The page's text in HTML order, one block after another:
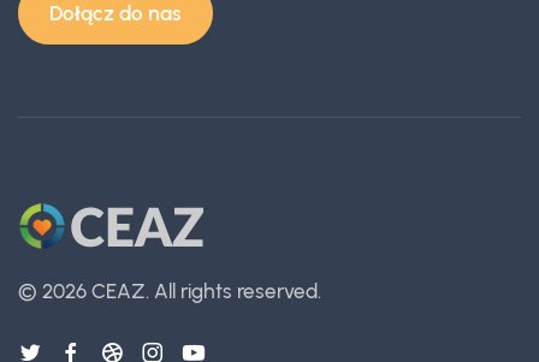
Dołącz do nas
© 2026 CEAZ. All rights reserved.